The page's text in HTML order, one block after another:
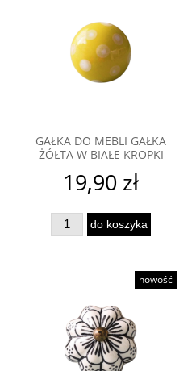
GAŁKA DO MEBLI GAŁKA
ŻÓŁTA W BIAŁE KROPKI
19,90 zł
do koszyka
nowość